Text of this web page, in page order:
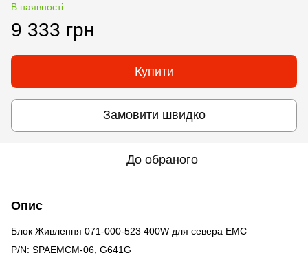
В наявності
9 333 грн
Купити
Замовити швидко
До обраного
Опис
Блок Живлення 071-000-523 400W для севера EMC
P/N: SPAEMCM-06, G641G